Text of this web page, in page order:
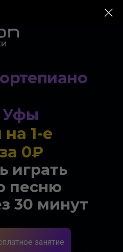
Уфы
1-е
0₽
играть
песню
30 минут
занятие